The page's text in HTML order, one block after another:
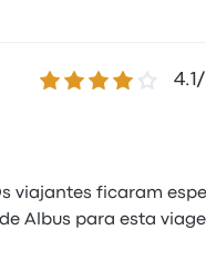
4.1 de 5 estrelas
viajantes ficaram
Albus para esta